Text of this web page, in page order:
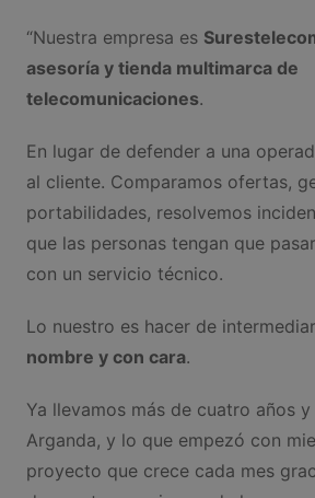
“Nuestra empresa es
asesoría y tienda multimarca de
telecomunicaciones.
En lugar de defender a una
al cliente. Comparamos ofertas,
portabilidades, resolvemos
que las personas tengan que
con un servicio técnico.
Lo nuestro es hacer de
nombre y con cara.
Ya llevamos más de cuatro años
Arganda, y lo que empezó con
proyecto que crece cada mes